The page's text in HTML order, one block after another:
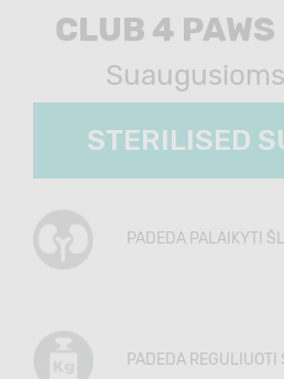
CLUB 4
STERILISED
PADEDA PALAIKYTI
PADEDA REGULIUOTI